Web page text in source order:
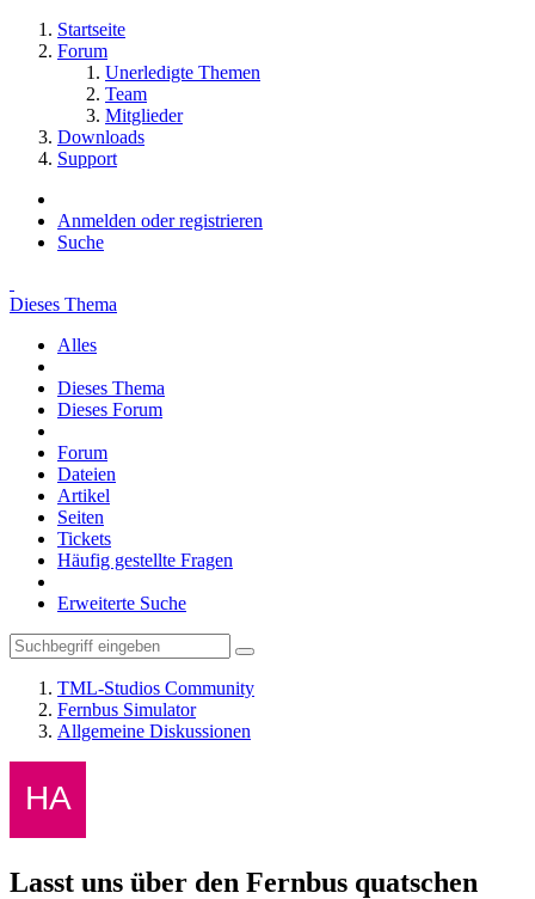
Startseite
Forum
Unerledigte Themen
Team
Mitglieder
Downloads
Support
Anmelden oder registrieren
Suche
Dieses Thema
Alles
Dieses Thema
Dieses Forum
Forum
Dateien
Artikel
Seiten
Tickets
Häufig gestellte Fragen
Erweiterte Suche
TML-Studios Community
Fernbus Simulator
Allgemeine Diskussionen
Lasst uns über den Fernbus quatschen